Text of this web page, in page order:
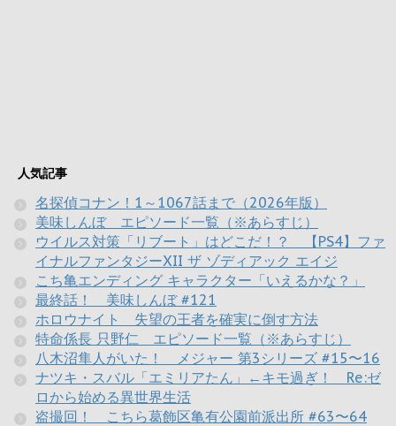
人気記事
名探偵コナン！1～1067話まで（2026年版）
美味しんぼ エピソード一覧（※あらすじ）
ウイルス対策「リブート」はどこだ！？ 【PS4】ファ
イナルファンタジーXII ザ ゾディアック エイジ
こち亀エンディング キャラクター「いえるかな？」
最終話！ 美味しんぼ #121
ホロウナイト 失望の王者を確実に倒す方法
特命係長 只野仁 エピソード一覧（※あらすじ）
八木沼隼人がいた！ メジャー 第3シリーズ #15〜16
ナツキ・スバル「エミリアたん」←キモ過ぎ！ Re:ゼ
ロから始める異世界生活
盗撮回！ こちら葛飾区亀有公園前派出所 #63〜64